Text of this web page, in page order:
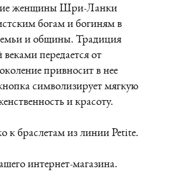
женщины Шри-Ланки
богам и богиням в
и общины. Традиция
передается от
привносит в нее
символизирует мягкую
и красоту.
к браслетам из линии Petite.
интернет-магазина.